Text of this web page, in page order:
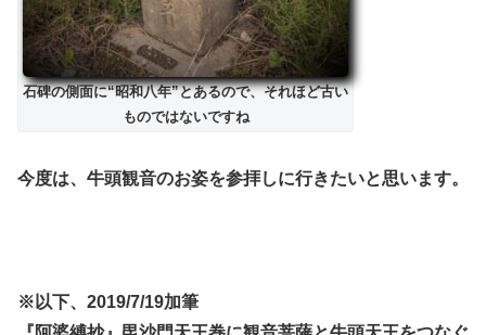
石碑の側面に“昭和八年”とあるので、それほど古い
ものではないですね
今度は、牛頭観音のお姿を参拝しに行きたいと思います。
※以下、2019/7/19加筆